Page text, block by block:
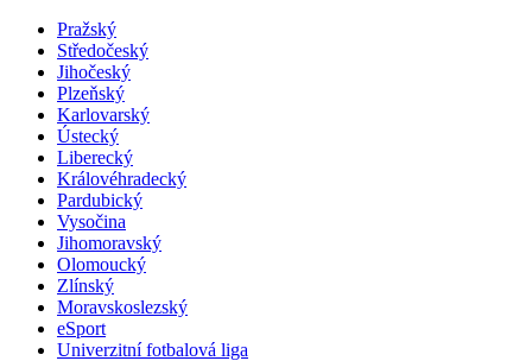
Pražský
Středočeský
Jihočeský
Plzeňský
Karlovarský
Ústecký
Liberecký
Královéhradecký
Pardubický
Vysočina
Jihomoravský
Olomoucký
Zlínský
Moravskoslezský
eSport
Univerzitní fotbalová liga